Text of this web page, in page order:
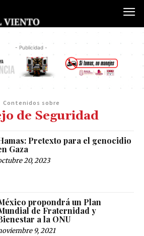
- Publicidad -
Contenidos sobre
de Seguridad
Pretexto para el genocidio
Gaza
20, 2023
propondrá un Plan
de Fraternidad y
a la ONU
9, 2021